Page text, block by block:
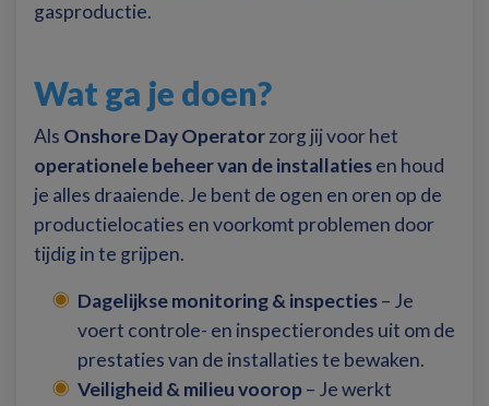
gasproductie.
Wat ga je doen?
Als Onshore Day Operatorzorg jij voor het
operationele beheer van de installatiesen houd
je alles draaiende. Je bent de ogen en oren op de
productielocaties en voorkomt problemen door
tijdig in te grijpen.
Dagelijkse monitoring & inspecties– Je
voert controle- en inspectierondes uit om de
prestaties van de installaties te bewaken.
Veiligheid & milieu voorop– Je werkt